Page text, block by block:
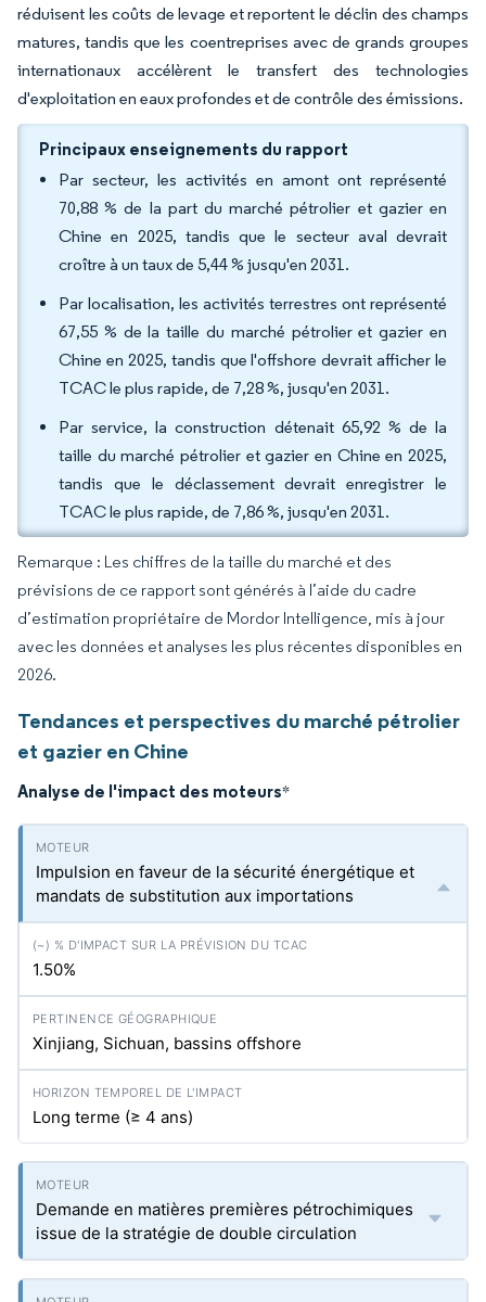
réduisent les coûts de levage et reportent le déclin des champs
matures, tandis que les coentreprises avec de grands groupes
internationaux accélèrent le transfert des technologies
d'exploitation en eaux profondes et de contrôle des émissions.
Principaux enseignements du rapport
Par secteur, les activités en amont ont représenté
70,88 % de la part du marché pétrolier et gazier en
Chine en 2025, tandis que le secteur aval devrait
croître à un taux de 5,44 % jusqu'en 2031.
Par localisation, les activités terrestres ont représenté
67,55 % de la taille du marché pétrolier et gazier en
Chine en 2025, tandis que l'offshore devrait afficher le
TCAC le plus rapide, de 7,28 %, jusqu'en 2031.
Par service, la construction détenait 65,92 % de la
taille du marché pétrolier et gazier en Chine en 2025,
tandis que le déclassement devrait enregistrer le
TCAC le plus rapide, de 7,86 %, jusqu'en 2031.
Remarque : Les chiffres de la taille du marché et des
prévisions de ce rapport sont générés à l’aide du cadre
d’estimation propriétaire de Mordor Intelligence, mis à jour
avec les données et analyses les plus récentes disponibles en
2026.
Tendances et perspectives du marché pétrolier
et gazier en Chine
Analyse de l'impact des moteurs*
Impulsion en faveur de la sécurité énergétique et
mandats de substitution aux importations
1.50%
Xinjiang, Sichuan, bassins offshore
Long terme (≥ 4 ans)
Demande en matières premières pétrochimiques
issue de la stratégie de double circulation